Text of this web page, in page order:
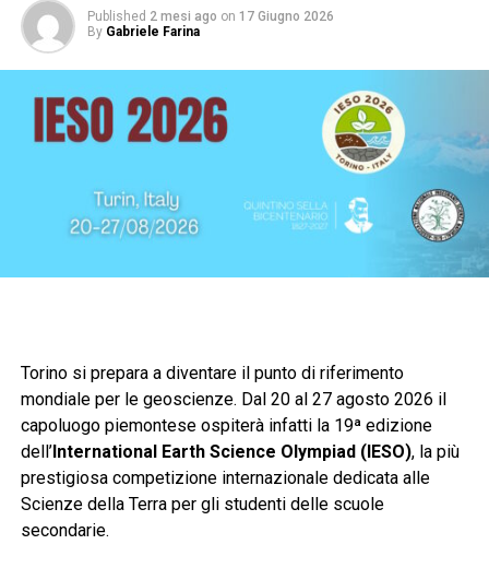
Published 2 mesi ago on 17 Giugno 2026
By Gabriele Farina
Torino si prepara a diventare il punto di riferimento
mondiale per le geoscienze. Dal 20 al 27 agosto 2026 il
capoluogo piemontese ospiterà infatti la 19ª edizione
dell’International Earth Science Olympiad (IESO), la più
prestigiosa competizione internazionale dedicata alle
Scienze della Terra per gli studenti delle scuole
secondarie.